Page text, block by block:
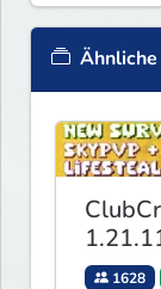
1628